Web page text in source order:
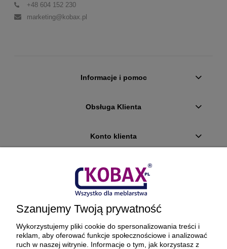
+48 604 152 230
marketing@kobax.pl
Informacje i pomoc
Obsługa Klienta
Konto klienta
Płatności i dostawa
Ciekawostki
O firmie
Szanujemy Twoją prywatność
Wykorzystujemy pliki cookie do spersonalizowania treści i
reklam, aby oferować funkcje społecznościowe i analizować
ruch w naszej witrynie. Informacje o tym, jak korzystasz z